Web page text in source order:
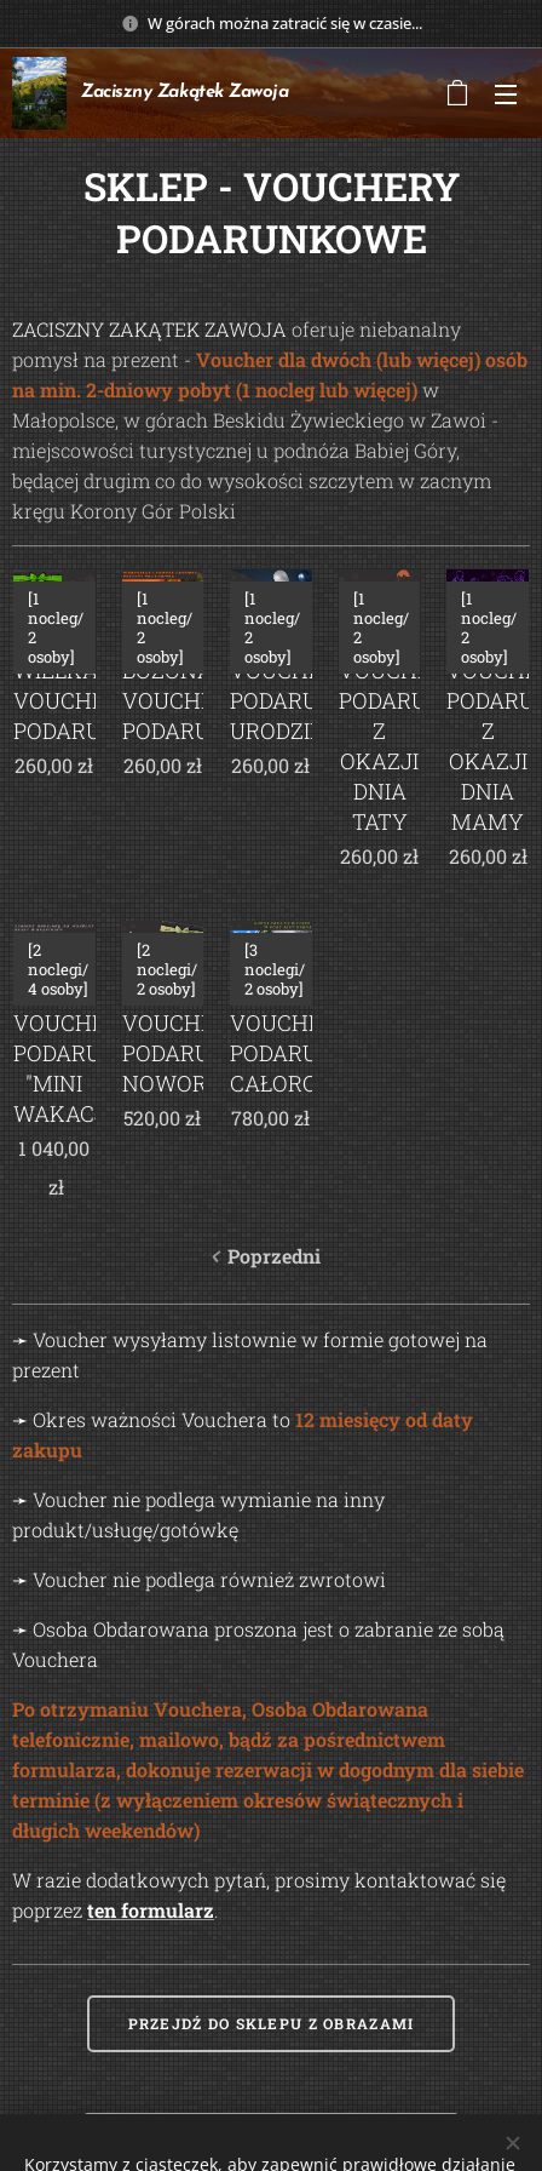
W górach można zatracić się w czasie...
Zaciszny Zakątek Zawoja
SKLEP - VOUCHERY
PODARUNKOWE
ZACISZNY ZAKĄTEK ZAWOJA oferuje niebanalny
pomysł na prezent - Voucher dla dwóch (lub więcej) osób
na min. 2-dniowy pobyt (1 nocleg lub więcej)w
Małopolsce, w górach Beskidu Żywieckiego w Zawoi -
miejscowości turystycznej u podnóża Babiej Góry,
będącej drugim co do wysokości szczytem w zacnym
kręgu Korony Gór Polski
WIELKANOCNY
VOUCHER
PODARUNKOWY
[1
nocleg/
2
osoby]
260,00zł
BOŻONARODZENIOWY
VOUCHER
PODARUNKOWY
[1
nocleg/
2
osoby]
260,00zł
VOUCHER
PODARUNKOWY
URODZINOWY
[1
nocleg/
2
osoby]
260,00zł
VOUCHER
PODARUNKOWY
Z
OKAZJI
DNIA
TATY
[1
nocleg/
2
osoby]
260,00zł
Z
OKAZJI
DNIA
MAMY
[1
nocleg/
2
osoby]
260,00zł
VOUCHER
PODARUNKOWY
"MINI
WAKACJE"
[2
noclegi/
4 osoby]
1 040,00
zł
VOUCHER
PODARUNKOWY
NOWOROCZNY
[2
noclegi/
2 osoby]
520,00zł
VOUCHER
PODARUNKOWY
CAŁOROCZNY
[3
noclegi/
2 osoby]
780,00zł
Poprzedni
➛ Voucher wysyłamy listownie w formie gotowej na
prezent
➛ Okres ważności Vouchera to12 miesięcy od daty
zakupu
➛ Voucher nie podlega wymianie na inny
produkt/usługę/gotówkę
➛ Voucher nie podlega również zwrotowi
➛ Osoba Obdarowana proszona jest o zabranie ze sobą
Vouchera
Po otrzymaniu Vouchera, Osoba Obdarowana
telefonicznie, mailowo, bądź za pośrednictwem
formularza, dokonuje rezerwacji w dogodnym dla siebie
terminie (z wyłączeniem okresów świątecznych i
długich weekendów)
W razie dodatkowych pytań, prosimy kontaktować się
poprzezten formularz.
PRZEJDŹ DO SKLEPU Z OBRAZAMI
Korzystamy z ciasteczek, aby zapewnić prawidłowe działanie